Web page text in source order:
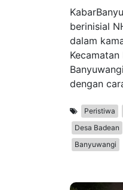
berinisial
dalam
dengan
Peristiwa
Desa Badean
Banyuwangi